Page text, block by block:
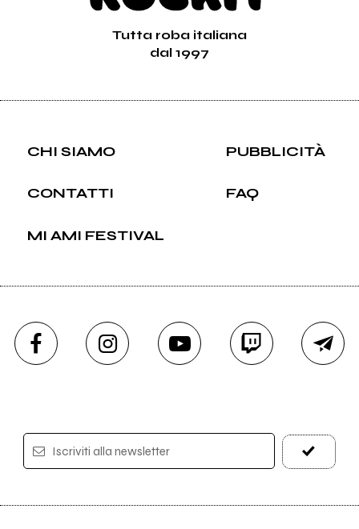
Tutta roba italiana
dal 1997
CHI SIAMO PUBBLICITÀ
CONTATTI FAQ
MI AMI FESTIVAL
Iscriviti alla newsletter